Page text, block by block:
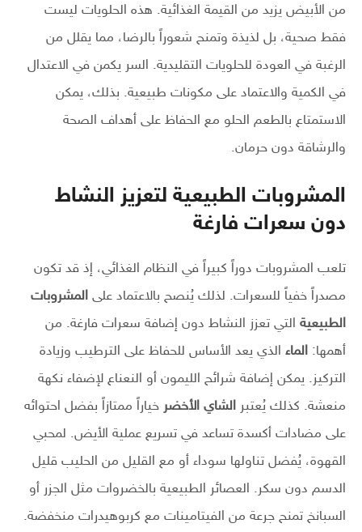
من الأبيض يزيد من القيمة الغذائية. هذه الحلويات ليست
فقط صحية، بل لذيذة وتمنح شعوراً بالرضا، مما يقلل من
الرغبة في العودة للحلويات التقليدية. السر يكمن في الاعتدال
في الكمية والاعتماد على مكونات طبيعية. بذلك، يمكن
الاستمتاع بالطعم الحلو مع الحفاظ على أهداف الصحة
والرشاقة دون حرمان.
المشروبات الطبيعية لتعزيز النشاط
دون سعرات فارغة
تلعب المشروبات دوراً كبيراً في النظام الغذائي، إذ قد تكون
مصدراً خفياً للسعرات. لذلك يُنصح بالاعتماد على المشروبات
الطبيعية التي تعزز النشاط دون إضافة سعرات فارغة. من
أهمها: الماء الذي يعد الأساس للحفاظ على الترطيب وزيادة
التركيز. يمكن إضافة شرائح الليمون أو النعناع لإضفاء نكهة
منعشة. كذلك يُعتبر الشاي الأخضر خياراً ممتازاً بفضل احتوائه
على مضادات أكسدة تساعد في تسريع عملية الأيض. لمحبي
القهوة، يُفضل تناولها سوداء أو مع القليل من الحليب قليل
الدسم دون سكر. العصائر الطبيعية بالخضروات مثل الجزر أو
السبانخ تمنح جرعة من الفيتامينات مع كربوهيدرات منخفضة.